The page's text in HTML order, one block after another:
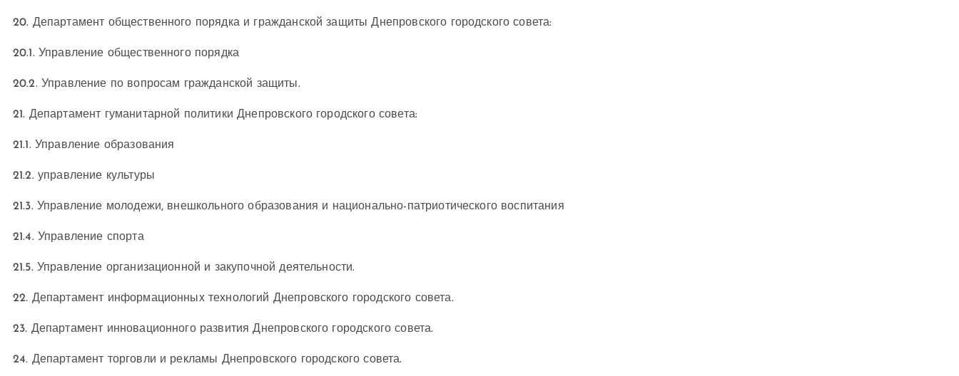
20. Департамент общественного порядка и гражданской защиты Днепровского городского совета:
20.1. Управление общественного порядка
20.2. Управление по вопросам гражданской защиты.
21. Департамент гуманитарной политики Днепровского городского совета:
21.1. Управление образования
21.2. управление культуры
21.3. Управление молодежи, внешкольного образования и национально-патриотического воспитания
21.4. Управление спорта
21.5. Управление организационной и закупочной деятельности.
22. Департамент информационных технологий Днепровского городского совета.
23. Департамент инновационного развития Днепровского городского совета.
24. Департамент торговли и рекламы Днепровского городского совета.